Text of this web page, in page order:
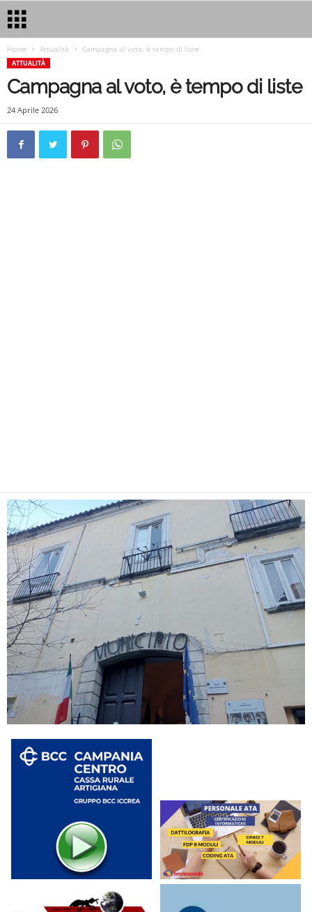
Home Attualità Campagna al voto, è tempo di liste
ATTUALITÀ
Campagna al voto, è tempo di liste
24 Aprile 2026